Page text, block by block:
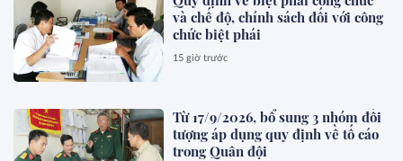
và chế độ, chính sách đối với công
chức biệt phái
15 giờ trước
Từ 17/9/2026, bổ sung 3 nhóm đối
tượng áp dụng quy định về tố cáo
trong Quân đội